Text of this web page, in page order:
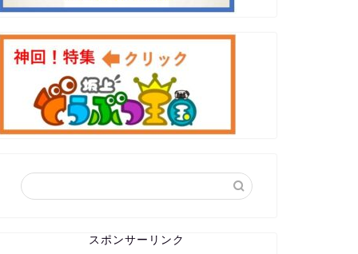
スポンサーリンク